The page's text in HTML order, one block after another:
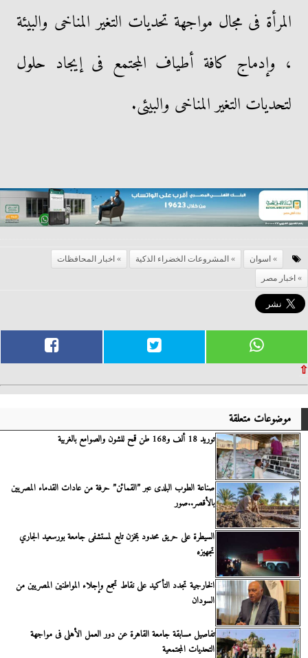
المرأة فى مجال مواجهة تحديات التغير المناخى والبيئة
، وإدماج كافة أطياف المجتمع فى إيجاد حلول
لتحديات التغير المناخى والبيئى.
اسوان المشروعات الخضراء الذكية
اخبار المحافظات
اخبار مصر
⇧
موضوعات متعلقة
توريد 18 ألف و168 طن قمح للشون والصوامع بالغربية
صناعة الطوب البلدى عبر ”القمائن” حرفة من عادات القدماء المصريين
بالأقصر..صور
السيطرة على حريق محدود بمخزن تابع لمستشفى جامعة بورسعيد الجاري
تجهيزه
الخارجية تجدد التأكيد على نقاط تجمع وإجلاء المواطنين المصريين من
السودان
تفاصيل مسابقة جامعة القاهرة عن دور العمل الأهلى فى مواجهة
التحديات المجتمعية